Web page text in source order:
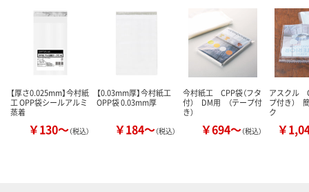
【厚さ0.025mm】今村紙
工 OPP袋シールアルミ
蒸着
￥130～（税込）
【0.03mm厚】今村紙工
OPP袋 0.03mm厚
￥184～（税込）
今村紙工 CPP袋（フタ
付） DM用 （テープ付
き）
￥694～（税込）
アスクル
プ付き）
ク
￥